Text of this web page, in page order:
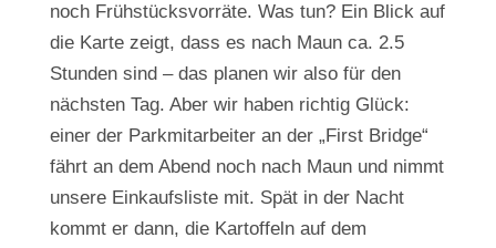
noch Frühstücksvorräte. Was tun? Ein Blick auf
die Karte zeigt, dass es nach Maun ca. 2.5
Stunden sind – das planen wir also für den
nächsten Tag. Aber wir haben richtig Glück:
einer der Parkmitarbeiter an der „First Bridge“
fährt an dem Abend noch nach Maun und nimmt
unsere Einkaufsliste mit. Spät in der Nacht
kommt er dann, die Kartoffeln auf dem